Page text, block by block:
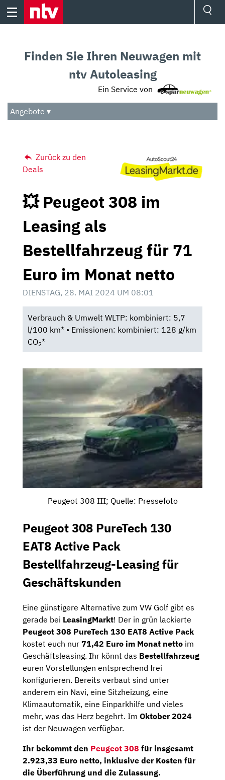
Skip
Audio
Das Beste
Finden Sie Ihren Neuwagen mit
ntv Autoleasing
Ein Service von
Angebote ▾
Zurück zu den
Deals
💥 Peugeot 308 im
Leasing als
Bestellfahrzeug für 71
Euro im Monat netto
DIENSTAG, 28. MAI 2024 UM 08:01
Verbrauch & Umwelt WLTP: kombiniert: 5,7
l/100 km* • Emissionen: kombiniert: 128 g/km
CO2*
Peugeot 308 III; Quelle: Pressefoto
Peugeot 308 PureTech 130
EAT8 Active Pack
Bestellfahrzeug-Leasing für
Geschäftskunden
Eine günstigere Alternative zum VW Golf gibt es
gerade bei LeasingMarkt! Der in grün lackierte
Peugeot 308 PureTech 130 EAT8 Active Pack
kostet euch nur 71,42 Euro im Monat netto im
Geschäftsleasing. Ihr könnt das Bestellfahrzeug
euren Vorstellungen entsprechend frei
konfigurieren. Bereits verbaut sind unter
anderem ein Navi, eine Sitzheizung, eine
Klimaautomatik, eine Einparkhilfe und vieles
mehr, was das Herz begehrt. Im Oktober 2024
ist der Neuwagen verfügbar.
Ihr bekommt den Peugeot 308 für insgesamt
2.923,33 Euro netto, inklusive der Kosten für
die Überführung und die Zulassung.